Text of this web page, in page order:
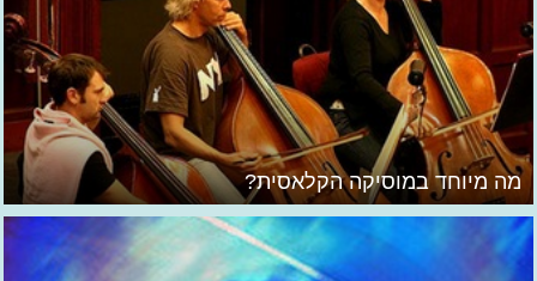
מה מיוחד במוסיקה הקלאסית?